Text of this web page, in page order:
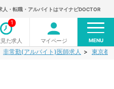
人・転職・アルバイトはマイナビDOCTOR
た求人
1
マイページ MENU
非常勤(アルバイト)医師求人 東京都